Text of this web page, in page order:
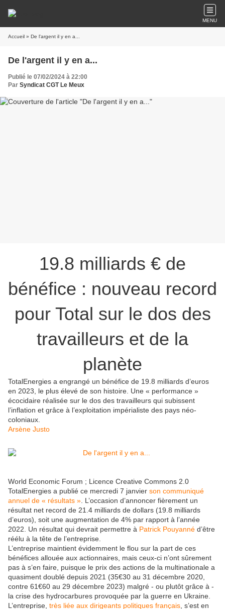
MENU
Accueil » De l'argent il y en a...
De l'argent il y en a...
Publié le 07/02/2024 à 22:00
Par Syndicat CGT Le Meux
19.8 milliards € de
bénéfice : nouveau record
pour Total sur le dos des
travailleurs et de la
planète
TotalEnergies a engrangé un bénéfice de 19.8 milliards d’euros
en 2023, le plus élevé de son histoire. Une « performance »
écocidaire réalisée sur le dos des travailleurs qui subissent
l’inflation et grâce à l’exploitation impérialiste des pays néo-
coloniaux.
Arsène Justo
World Economic Forum ; Licence Creative Commons 2.0
TotalEnergies a publié ce mercredi 7 janvier son communiqué
annuel de « résultats » . L’occasion d’annoncer fièrement un
résultat net record de 21.4 milliards de dollars (19.8 milliards
d’euros), soit une augmentation de 4% par rapport à l’année
2022. Un résultat qui devrait permettre à Patrick Pouyanné d’être
réélu à la tête de l’entreprise.
L’entreprise maintient évidemment le flou sur la part de ces
bénéfices allouée aux actionnaires, mais ceux-ci n’ont sûrement
pas à s’en faire, puisque le prix des actions de la multinationale a
quasiment doublé depuis 2021 (35€30 au 31 décembre 2020,
contre 61€60 au 29 décembre 2023) malgré - ou plutôt grâce à -
la crise des hydrocarbures provoquée par la guerre en Ukraine.
L’entreprise, très liée aux dirigeants politiques français , s’est en